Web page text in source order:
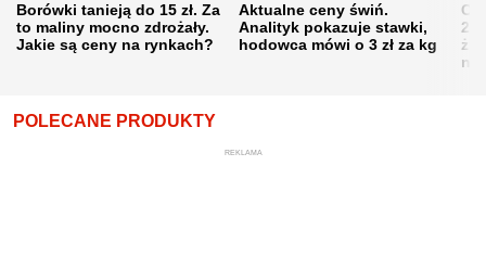
Borówki tanieją do 15 zł. Za
to maliny mocno zdrożały.
Jakie są ceny na rynkach?
Aktualne ceny świń.
Analityk pokazuje stawki,
hodowca mówi o 3 zł za kg
POLECANE PRODUKTY
REKLAMA